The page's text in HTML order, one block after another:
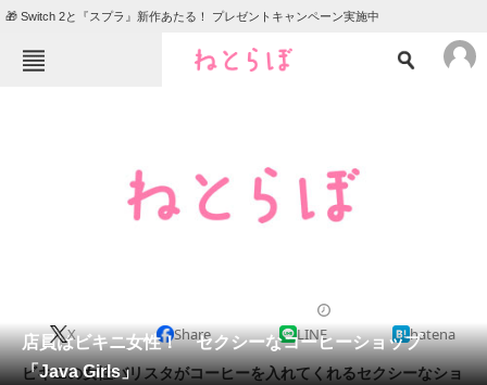
🎁 Switch 2と『スプラ』新作あたる！ プレゼントキャンペーン実施中
クイズ
地域
会員記事
店員はビキニ女性！ セクシーなコーヒーショップ
「Java Girls」
X Share LINE hatena
ビキニの女性バリスタがコーヒーを入れてくれるセクシーなショ